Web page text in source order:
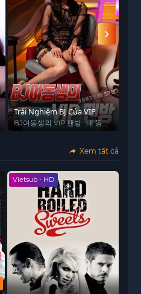
Trải Nghiệm BJ Của VIP
BJ여동생의 VIP 팬방 : 내 동생
이 벗방에 초대 됐다
Xem tất cả
Vietsub - HD